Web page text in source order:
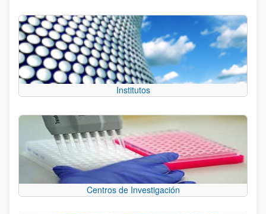
Institutos
Centros de Investigación